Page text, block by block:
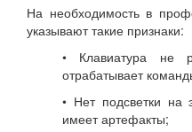
На необходимость в
указывают такие признаки:
• Клавиатура не
отрабатывает
• Нет подсветки на
имеет артефакты;